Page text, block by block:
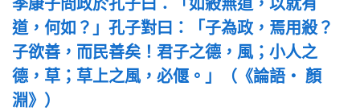
季康子問政於孔子曰：「如殺無道，以就有
道，何如？」孔子對曰：「子為政，焉用殺？
子欲善，而民善矣！君子之德，風；小人之
德，草；草上之風，必偃。」（《論語‧ 顏
淵》）